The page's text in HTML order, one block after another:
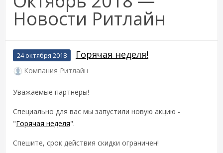
Новости Ритлайн
24 октября 2018 Горячая неделя!
Компания Ритлайн
Уважаемые партнеры!
Специально для вас мы запустили новую акцию -
"Горячая неделя".
Спешите, срок действия скидки ограничен!